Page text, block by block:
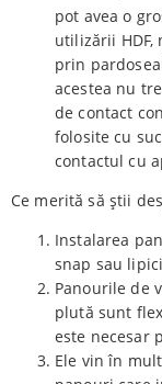
pot avea o
utilizării
prin
acestea nu
de contact
folosite cu
contactul cu
Ce merită să știi
Instalarea
snap sau
Panourile de
plută sunt
este necesar
Ele vin în